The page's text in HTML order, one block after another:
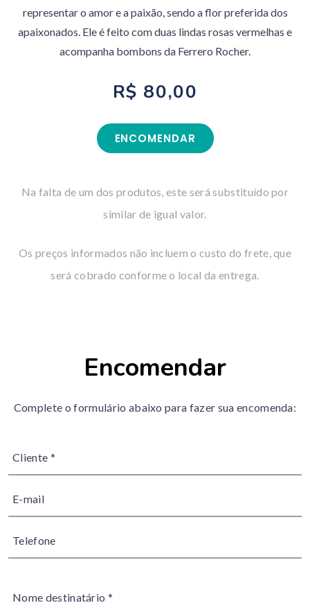
representar o amor e a paixão, sendo a flor preferida dos
apaixonados. Ele é feito com duas lindas rosas vermelhas e
acompanha bombons da Ferrero Rocher.
R$ 80,00
ENCOMENDAR
Na falta de um dos produtos, este será substituído por
similar de igual valor.
Os preços informados não incluem o custo do frete, que
será cobrado conforme o local da entrega.
Encomendar
Complete o formulário abaixo para fazer sua encomenda: